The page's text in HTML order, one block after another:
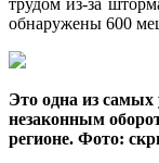
обнаружены 600
Это одна из самых
незаконным
регионе. Фото: